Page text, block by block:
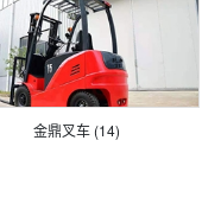
金鼎叉车 (14)